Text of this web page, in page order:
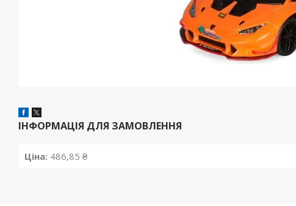
ІНФОРМАЦІЯ ДЛЯ ЗАМОВЛЕННЯ
Ціна: 486,85 ₴